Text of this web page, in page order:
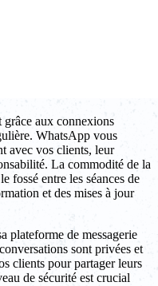
grâce aux connexions
WhatsApp vous
avec vos clients, leur
La commodité de la
fossé entre les séances de
et des mises à jour
plateforme de messagerie
sont privées et
clients pour partager leurs
de sécurité est crucial